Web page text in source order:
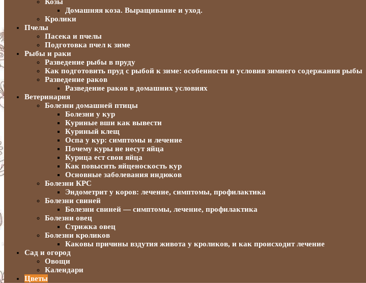
Домашняя коза. Выращивание и уход.
Кролики
Пчелы
Пасека и пчелы
Подготовка пчел к зиме
Рыбы и раки
Разведение рыбы в пруду
Как подготовить пруд с рыбой к зиме: особенности и условия зимнего содержания рыбы
Разведение раков
Разведение раков в домашних условиях
Ветеринария
Болезни домашней птицы
Болезни у кур
Куриные вши как вывести
Куриный клещ
Оспа у кур: симптомы и лечение
Почему куры не несут яйца
Курица ест свои яйца
Как повысить яйценоскость кур
Основные заболевания индюков
Болезни КРС
Эндометрит у коров: лечение, симптомы, профилактика
Болезни свиней
Болезни свиней — симптомы, лечение, профилактика
Болезни овец
Стрижка овец
Болезни кроликов
Каковы причины вздутия живота у кроликов, и как происходит лечение
Сад и огород
Овощи
Календари
Цветы